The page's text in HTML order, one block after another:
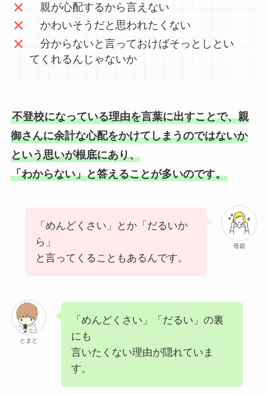
親が心配するから言えない
かわいそうだと思われたくない
分からないと言っておけばそっとしとい
てくれるんじゃないか
不登校になっている理由を言葉に出すことで、親
御さんに余計な心配をかけてしまうのではないか
という思いが根底にあり、
「わからない」と答えることが多いのです。
母親
「めんどくさい」とか「だるいか
ら」
と言ってくることもあるんです。
とまと
「めんどくさい」「だるい」の裏
にも
言いたくない理由が隠れていま
す。